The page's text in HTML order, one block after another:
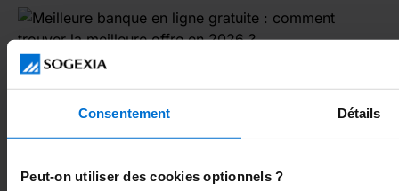
Consentement Détails
Peut-on utiliser des cookies optionnels ?